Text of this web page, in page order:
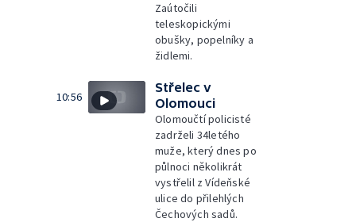
Zaútočili
teleskopickými
obušky, popelníky a
židlemi.
10:56
Střelec v
Olomouci
Olomoučtí policisté
zadrželi 34letého
muže, který dnes po
půlnoci několikrát
vystřelil z Vídeňské
ulice do přilehlých
Čechových sadů.